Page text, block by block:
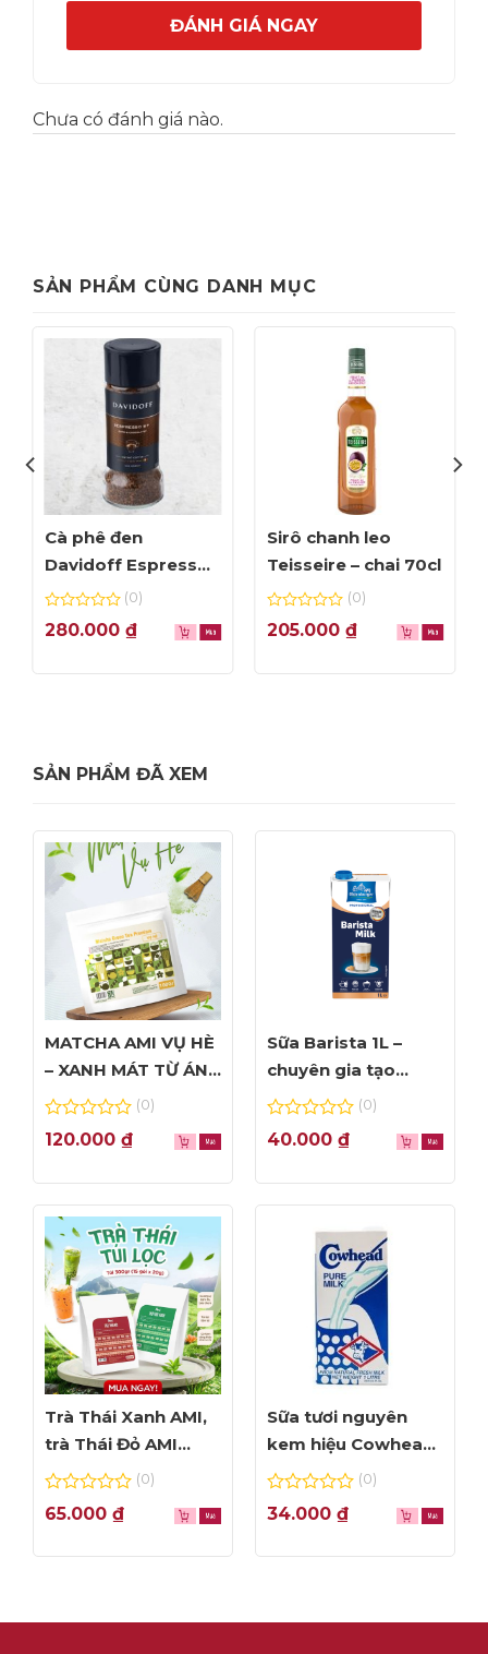
ĐÁNH GIÁ NGAY
Chưa có đánh giá nào.
SẢN PHẨM CÙNG DANH MỤC
Cà phê đen
Davidoff Espresso
57 – lọ 100g
0
out
5
(0)
280.000 ₫
Sirô chanh leo
Teisseire – chai 70cl
0
out
5
(0)
205.000 ₫
SẢN PHẨM ĐÃ XEM
MATCHA AMI VỤ HÈ
– XANH MÁT TỪ ÁNH
NHÌN ĐẦU TIÊN
0
out
5
(0)
120.000 ₫
Sữa Barista 1L –
chuyên gia tạo
Foam đỉnh cao
0
out
5
(0)
40.000 ₫
Trà Thái Xanh AMI,
trà Thái Đỏ AMI
thơm ngon, túi lọc
0
out
5
(0)
65.000 ₫
Sữa tươi nguyên
kem hiệu Cowhead
– hộp 1L
0
out
5
(0)
34.000 ₫